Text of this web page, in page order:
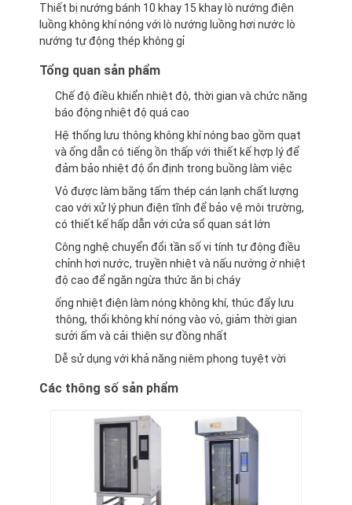
Thiết bị nướng bánh 10 khay 15 khay lò nướng điện
luồng không khí nóng với lò nướng luồng hơi nước lò
nướng tự động thép không gỉ
Tổng quan sản phẩm
Chế độ điều khiển nhiệt độ, thời gian và chức năng
báo động nhiệt độ quá cao
Hệ thống lưu thông không khí nóng bao gồm quạt
và ống dẫn có tiếng ồn thấp với thiết kế hợp lý để
đảm bảo nhiệt độ ổn định trong buồng làm việc
Vỏ được làm bằng tấm thép cán lạnh chất lượng
cao với xử lý phun điện tĩnh để bảo vệ môi trường,
có thiết kế hấp dẫn với cửa sổ quan sát lớn
Công nghệ chuyển đổi tần số vi tính tự động điều
chỉnh hơi nước, truyền nhiệt và nấu nướng ở nhiệt
độ cao để ngăn ngừa thức ăn bị cháy
ống nhiệt điện làm nóng không khí, thúc đẩy lưu
thông, thổi không khí nóng vào vỏ, giảm thời gian
sưởi ấm và cải thiện sự đồng nhất
Dễ sử dụng với khả năng niêm phong tuyệt vời
Các thông số sản phẩm